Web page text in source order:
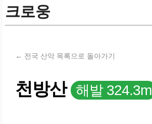
크로웅
← 전국 산악 목록으로 돌아가기
천방산 해발 324.3m